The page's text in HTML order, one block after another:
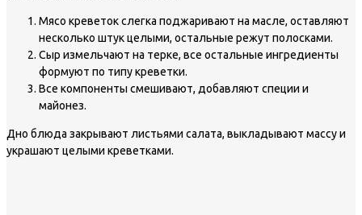
Мясо креветок слегка поджаривают на масле, оставляют
несколько штук целыми, остальные режут полосками.
Сыр измельчают на терке, все остальные ингредиенты
формуют по типу креветки.
Все компоненты смешивают, добавляют специи и
майонез.
Дно блюда закрывают листьями салата, выкладывают массу и
украшают целыми креветками.